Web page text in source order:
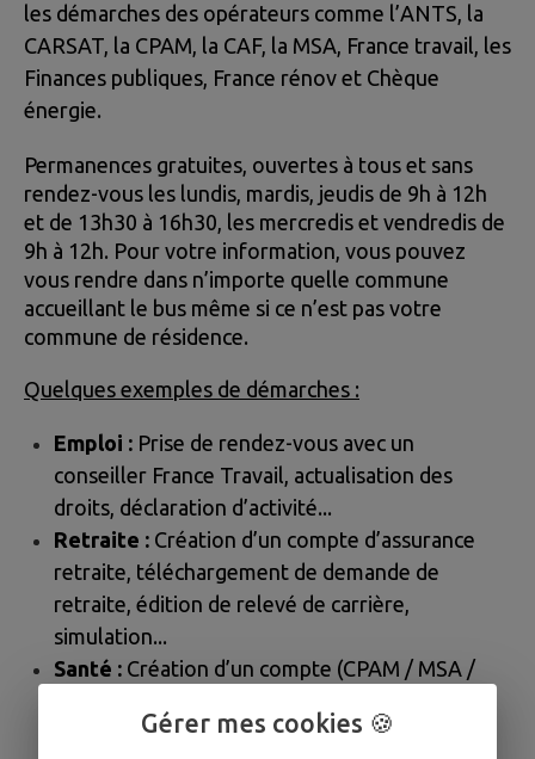
les démarches des opérateurs comme l’ANTS, la
CARSAT, la CPAM, la CAF, la MSA, France travail, les
Finances publiques, France rénov et Chèque
énergie.
Permanences gratuites, ouvertes à tous et sans
rendez-vous les lundis, mardis, jeudis de 9h à 12h
et de 13h30 à 16h30, les mercredis et vendredis de
9h à 12h. Pour votre information, vous pouvez
vous rendre dans n’importe quelle commune
accueillant le bus même si ce n’est pas votre
commune de résidence.
Quelques exemples de démarches :
Emploi : Prise de rendez-vous avec un
conseiller France Travail, actualisation des
droits, déclaration d’activité...
Retraite : Création d’un compte d’assurance
retraite, téléchargement de demande de
retraite, édition de relevé de carrière,
simulation...
Santé : Création d’un compte (CPAM / MSA /
d’attestation de droits, simulation et demande
Gérer mes cookies 🍪